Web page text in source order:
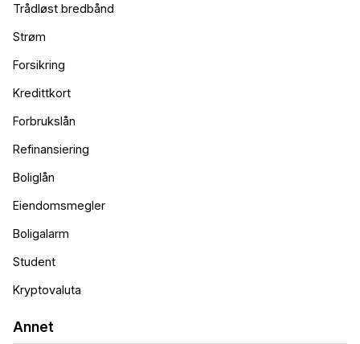
Trådløst bredbånd
Strøm
Forsikring
Kredittkort
Forbrukslån
Refinansiering
Boliglån
Eiendomsmegler
Boligalarm
Student
Kryptovaluta
Annet